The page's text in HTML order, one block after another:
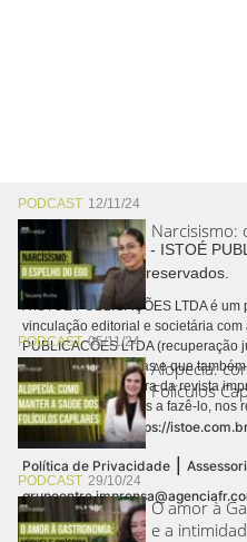
PODCAST 12/11/24
Narcisismo:
PODCAST05/11/24
Alopecia:
Folículos
PODCAST 29/10/24
O amor à
e a
Copyright © 2026 - ISTOÉ
Todos os direitos reservados.
A ISTOÉ PUBLICAÇÕES LTDA é
vinculação editorial e societária com
PUBLICACÕES LTDA
realizamos cobranças e que
contrato de assinatura da revista
autorizamos terceiros a fazê-lo, nos
conteúdo digital “https://
Política de Privacidade |